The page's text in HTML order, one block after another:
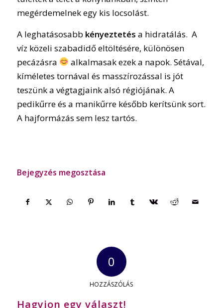
megérdemelnek egy kis locsolást.
A leghatásosabb kényeztetés a hidratálás. A
víz közeli szabadidő eltöltésére, különösen
pecázásra
alkalmasak ezek a napok. Sétával,
kíméletes tornával és masszírozással is jót
teszünk a végtagjaink alsó régiójának. A
pedikűrre és a manikűrre később kerítsünk sort.
A hajformázás sem lesz tartós.
Bejegyzés megosztása
0
HOZZÁSZÓLÁS
Hagyjon egy választ!